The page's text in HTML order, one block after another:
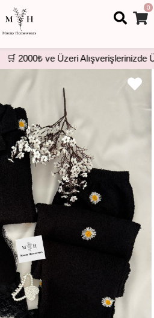
0
🛒 2000₺ ve Üzeri Alışverişlerinizde